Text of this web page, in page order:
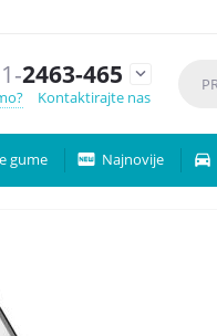
2463-465

Kontaktirajte nas
gume fiber_new Najnovije directions_car